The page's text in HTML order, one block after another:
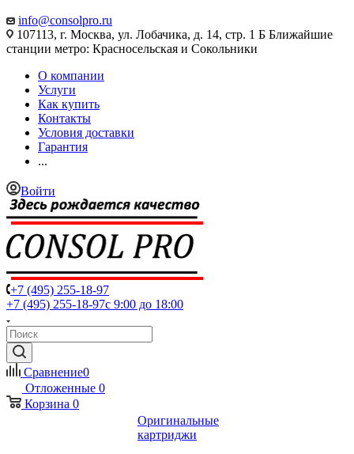
info@consolpro.ru
107113, г. Москва, ул. Лобачика, д. 14, стр. 1 Б Ближайшие
станции метро: Красносельская и Сокольники
О компании
Услуги
Как купить
Контакты
Условия доставки
Гарантия
...
Войти
+7 (495) 255-18-97
+7 (495) 255-18-97с 9:00 до 18:00
Сравнение0
Отложенные 0
Корзина 0
Оригинальные
картриджи